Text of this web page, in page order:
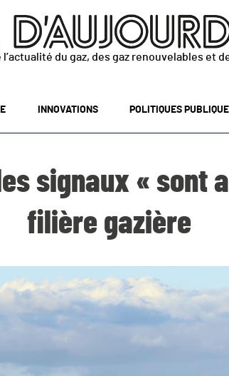
l’actualité du gaz, des gaz renouvelables et
INNOVATIONS POLITIQUES
signaux « sont
filière gazière